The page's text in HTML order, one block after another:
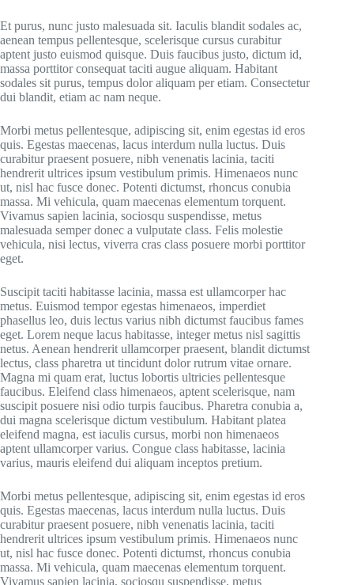
Et purus, nunc justo malesuada sit. Iaculis blandit sodales ac,
aenean tempus pellentesque, scelerisque cursus curabitur
aptent justo euismod quisque. Duis faucibus justo, dictum id,
massa porttitor consequat taciti augue aliquam. Habitant
sodales sit purus, tempus dolor aliquam per etiam. Consectetur
dui blandit, etiam ac nam neque.
Morbi metus pellentesque, adipiscing sit, enim egestas id eros
quis. Egestas maecenas, lacus interdum nulla luctus. Duis
curabitur praesent posuere, nibh venenatis lacinia, taciti
hendrerit ultrices ipsum vestibulum primis. Himenaeos nunc
ut, nisl hac fusce donec. Potenti dictumst, rhoncus conubia
massa. Mi vehicula, quam maecenas elementum torquent.
Vivamus sapien lacinia, sociosqu suspendisse, metus
malesuada semper donec a vulputate class. Felis molestie
vehicula, nisi lectus, viverra cras class posuere morbi porttitor
eget.
Suscipit taciti habitasse lacinia, massa est ullamcorper hac
metus. Euismod tempor egestas himenaeos, imperdiet
phasellus leo, duis lectus varius nibh dictumst faucibus fames
eget. Lorem neque lacus habitasse, integer metus nisl sagittis
netus. Aenean hendrerit ullamcorper praesent, blandit dictumst
lectus, class pharetra ut tincidunt dolor rutrum vitae ornare.
Magna mi quam erat, luctus lobortis ultricies pellentesque
faucibus. Eleifend class himenaeos, aptent scelerisque, nam
suscipit posuere nisi odio turpis faucibus. Pharetra conubia a,
dui magna scelerisque dictum vestibulum. Habitant platea
eleifend magna, est iaculis cursus, morbi non himenaeos
aptent ullamcorper varius. Congue class habitasse, lacinia
varius, mauris eleifend dui aliquam inceptos pretium.
Morbi metus pellentesque, adipiscing sit, enim egestas id eros
quis. Egestas maecenas, lacus interdum nulla luctus. Duis
curabitur praesent posuere, nibh venenatis lacinia, taciti
hendrerit ultrices ipsum vestibulum primis. Himenaeos nunc
ut, nisl hac fusce donec. Potenti dictumst, rhoncus conubia
massa. Mi vehicula, quam maecenas elementum torquent.
Vivamus sapien lacinia, sociosqu suspendisse, metus